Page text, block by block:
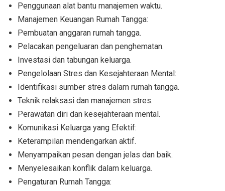
Penggunaan alat bantu manajemen waktu.
Manajemen Keuangan Rumah Tangga:
Pembuatan anggaran rumah tangga.
Pelacakan pengeluaran dan penghematan.
Investasi dan tabungan keluarga.
Pengelolaan Stres dan Kesejahteraan Mental:
Identifikasi sumber stres dalam rumah tangga.
Teknik relaksasi dan manajemen stres.
Perawatan diri dan kesejahteraan mental.
Komunikasi Keluarga yang Efektif:
Keterampilan mendengarkan aktif.
Menyampaikan pesan dengan jelas dan baik.
Menyelesaikan konflik dalam keluarga.
Pengaturan Rumah Tangga: